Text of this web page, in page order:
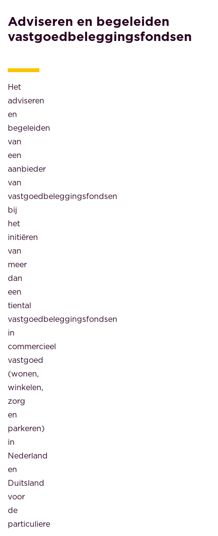
Adviseren en begeleiden
vastgoedbeleggingsfondsen
Het
adviseren
en
begeleiden
van
een
aanbieder
van
vastgoedbeleggingsfondsen
bij
het
initiëren
van
meer
dan
een
tiental
vastgoedbeleggingsfondsen
in
commercieel
vastgoed
(wonen,
winkelen,
zorg
en
parkeren)
in
Nederland
en
Duitsland
voor
de
particuliere